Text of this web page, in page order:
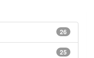
26
25